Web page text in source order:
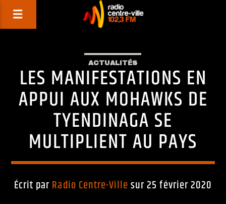
ACTUALITÉS
LES MANIFESTATIONS EN
APPUI AUX MOHAWKS DE
TYENDINAGA SE
MULTIPLIENT AU PAYS
Écrit par Radio Centre-Villesur 25 février 2020